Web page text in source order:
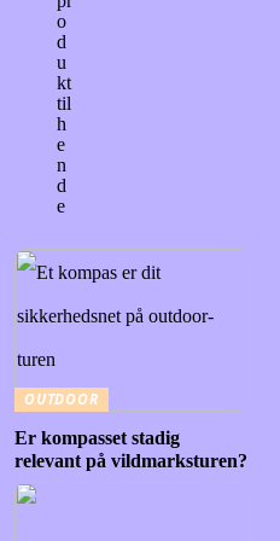
o
d
u
kt
til
h
e
n
d
e
OUTDOOR
Er kompasset stadig
relevant på vildmarksturen?